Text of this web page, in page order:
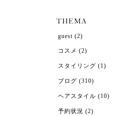
guest (2)
コスメ (2)
スタイリング (1)
ブログ (310)
ヘアスタイル (10)
予約状況 (2)